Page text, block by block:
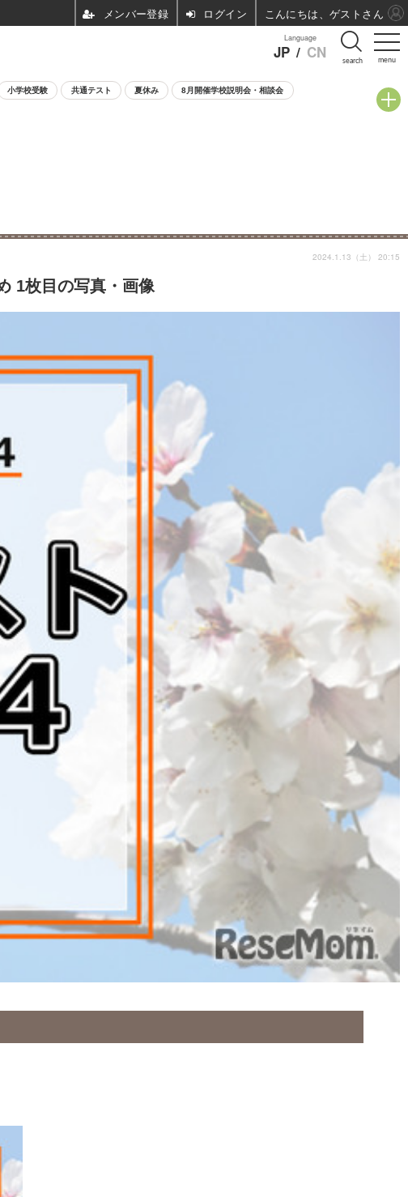
menu
Language
JP / CN search
小学校受験 共通テスト 夏休み 8月開催学校説明会・相談会
1枚目の写真・画像
2024.1.13（土） 20:15
ログイン こんにちは、ゲストさん